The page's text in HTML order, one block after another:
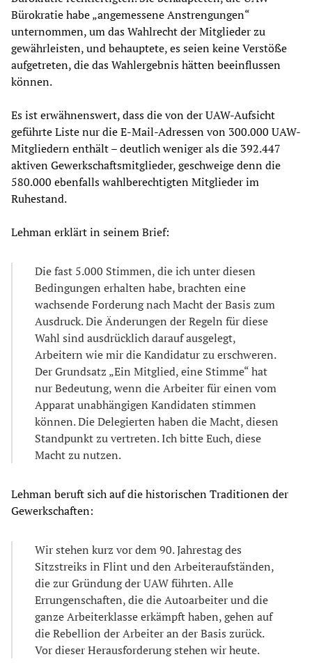
Bürokratie habe „angemessene Anstrengungen“
unternommen, um das Wahlrecht der Mitglieder zu
gewährleisten, und behauptete, es seien keine Verstöße
aufgetreten, die das Wahlergebnis hätten beeinflussen
können.
Es ist erwähnenswert, dass die von der UAW-Aufsicht
geführte Liste nur die E-Mail-Adressen von 300.000 UAW-
Mitgliedern enthält – deutlich weniger als die 392.447
aktiven Gewerkschaftsmitglieder, geschweige denn die
580.000 ebenfalls wahlberechtigten Mitglieder im
Ruhestand.
Lehman erklärt in seinem Brief:
Die fast 5.000 Stimmen, die ich unter diesen
Bedingungen erhalten habe, brachten eine
wachsende Forderung nach Macht der Basis zum
Ausdruck. Die Änderungen der Regeln für diese
Wahl sind ausdrücklich darauf ausgelegt,
Arbeitern wie mir die Kandidatur zu erschweren.
Der Grundsatz „Ein Mitglied, eine Stimme“ hat
nur Bedeutung, wenn die Arbeiter für einen vom
Apparat unabhängigen Kandidaten stimmen
können. Die Delegierten haben die Macht, diesen
Standpunkt zu vertreten. Ich bitte Euch, diese
Macht zu nutzen.
Lehman beruft sich auf die historischen Traditionen der
Gewerkschaften:
Wir stehen kurz vor dem 90. Jahrestag des
Sitzstreiks in Flint und den Arbeiteraufständen,
die zur Gründung der UAW führten. Alle
Errungenschaften, die die Autoarbeiter und die
ganze Arbeiterklasse erkämpft haben, gehen auf
die Rebellion der Arbeiter an der Basis zurück.
Vor dieser Herausforderung stehen wir heute.